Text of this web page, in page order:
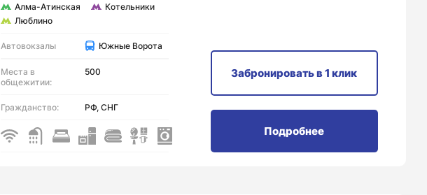
Алма-Атинская
Котельники
Люблино
Автовокзалы Южные Ворота
Места в
общежитии:
500
Гражданство: РФ, СНГ
Забронироватьв 1 клик
Подробнее